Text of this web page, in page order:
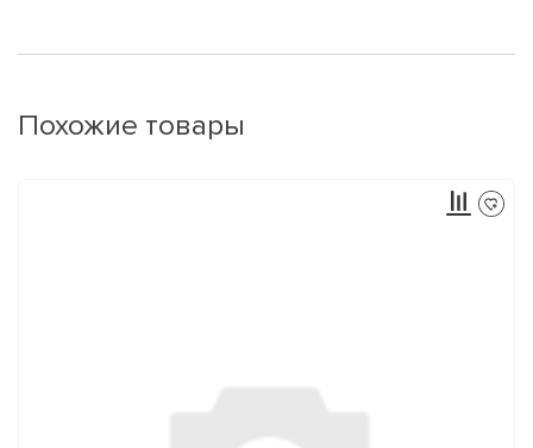
Похожие товары